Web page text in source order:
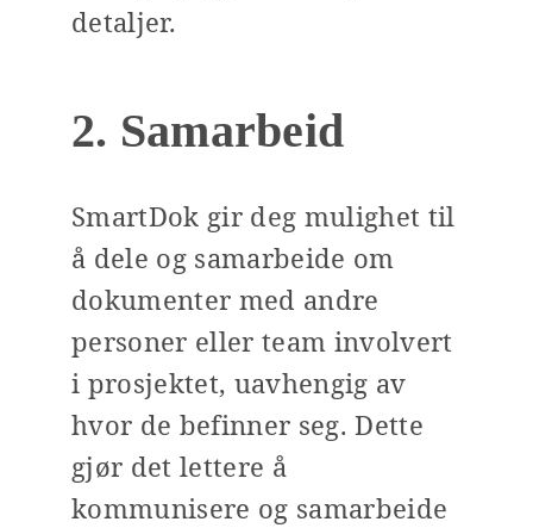
detaljer.
2. Samarbeid
SmartDok gir deg mulighet til
å dele og samarbeide om
dokumenter med andre
personer eller team involvert
i prosjektet, uavhengig av
hvor de befinner seg. Dette
gjør det lettere å
kommunisere og samarbeide